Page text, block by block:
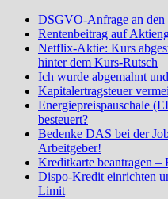
DSGVO-Anfrage an
Rentenbeitrag auf
Netflix-Aktie: Kurs
hinter dem Kurs-Rutsch
Ich wurde abgemahnt
Kapitalertragsteuer
Energiepreispauschale
besteuert?
Bedenke DAS bei der
Arbeitgeber!
Kreditkarte beantragen
Dispo-Kredit einrichten
Limit